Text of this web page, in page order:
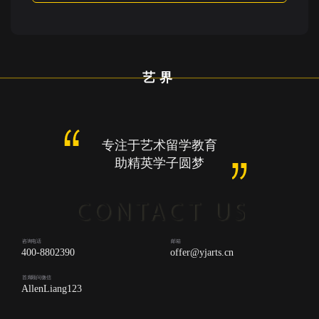
艺界
专注于艺术留学教育
助精英学子圆梦
咨询电话
400-8802390
邮箱
offer@yjarts.cn
首席顾问微信
AllenLiang123